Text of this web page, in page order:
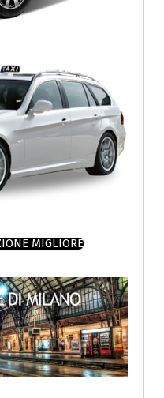
MIGLIORE